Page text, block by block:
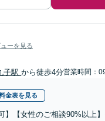
ーを見る
子駅 から徒歩4分営業時間：
金表を見る
】【女性のご相談90%以